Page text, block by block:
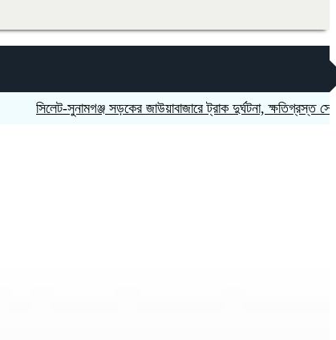
‎সিলেট-সুনামগঞ্জ সড়কের জাউয়াবাজারে ট্রাক দুর্ঘটনা, ক্ষতিগ্রস্ত সেতু